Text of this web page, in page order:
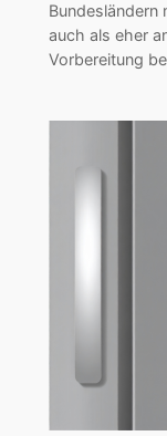
Bundesländern
auch als eher
Vorbereitung